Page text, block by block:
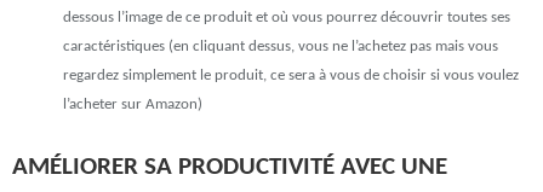
dessous l’image de ce produit et où vous pourrez découvrir toutes ses
caractéristiques (en cliquant dessus, vous ne l’achetez pas mais vous
regardez simplement le produit, ce sera à vous de choisir si vous voulez
l’acheter sur Amazon)
AMÉLIORER SA PRODUCTIVITÉ AVEC UNE